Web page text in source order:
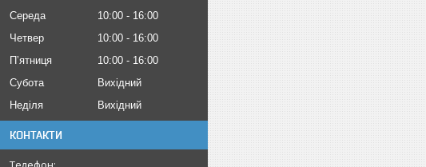
Середа
10:00
16:00
Четвер
10:00
16:00
Пʼятниця
10:00
16:00
Субота
Вихідний
Неділя
Вихідний
КОНТАКТИ